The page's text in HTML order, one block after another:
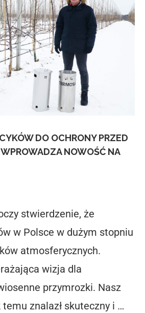
DO OCHRONY PRZED
NOWOŚĆ NA
stwierdzenie, że
w Polsce w dużym stopniu
atmosferycznych.
wizja dla
przymrozki. Nasz
znalazł skuteczny i …